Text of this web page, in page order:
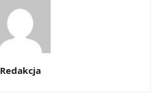
Redakcja